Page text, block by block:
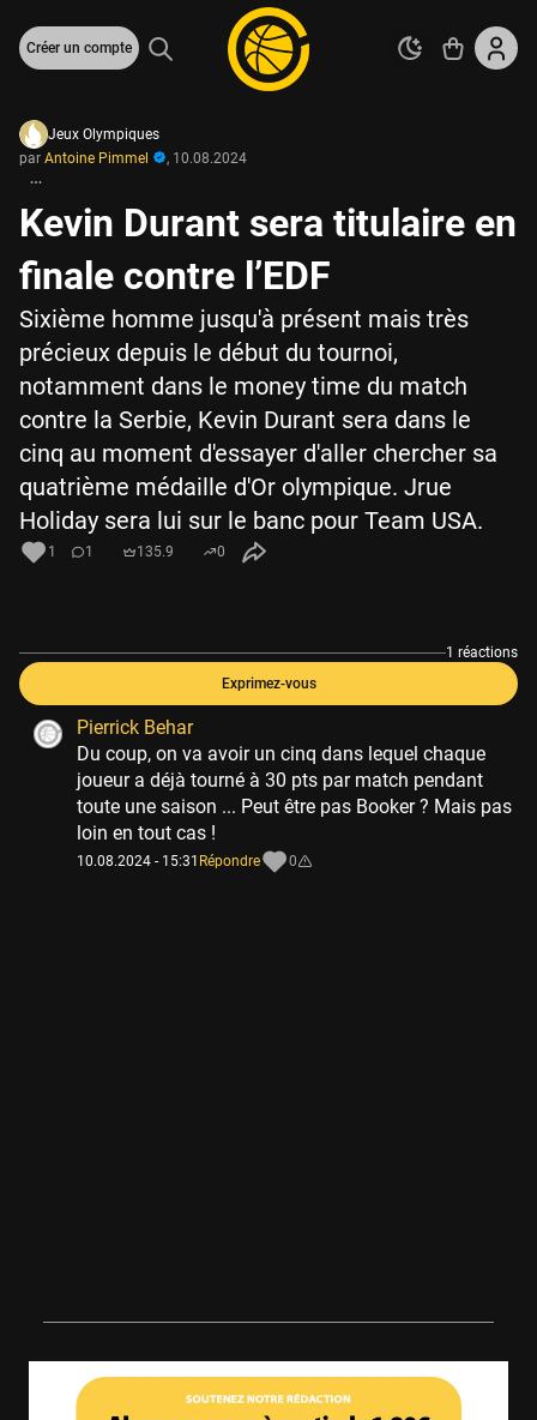
Créer un compte
Jeux Olympiques
par Antoine Pimmel , 10.08.2024
Kevin Durant sera titulaire en
finale contre l’EDF
Sixième homme jusqu'à présent mais très
précieux depuis le début du tournoi,
notamment dans le money time du match
contre la Serbie, Kevin Durant sera dans le
cinq au moment d'essayer d'aller chercher sa
quatrième médaille d'Or olympique. Jrue
Holiday sera lui sur le banc pour Team USA.
1 1 135.9 0
1 réactions
Exprimez-vous
Pierrick Behar
Du coup, on va avoir un cinq dans lequel chaque
joueur a déjà tourné à 30 pts par match pendant
toute une saison ... Peut être pas Booker ? Mais pas
loin en tout cas !
10.08.2024 - 15:31 Répondre 0